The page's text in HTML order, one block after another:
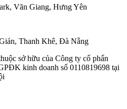
Văn Giang, Hưng Yên
Thanh Khê, Đà Nẵng
sở hữu của Công ty cổ phẩn
kinh doanh số 0110819698 tại